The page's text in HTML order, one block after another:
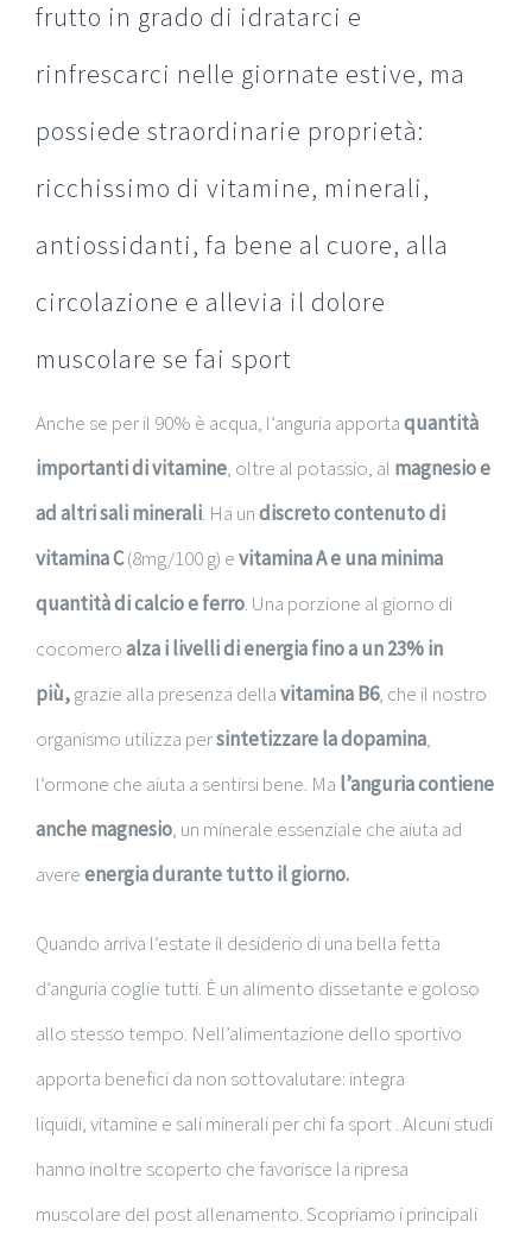
frutto in grado di idratarci e
rinfrescarci nelle giornate estive, ma
possiede straordinarie proprietà:
ricchissimo di vitamine, minerali,
antiossidanti, fa bene al cuore, alla
circolazione e allevia il dolore
muscolare se fai sport
Anche se per il 90% è acqua, l’anguria apportaquantità
importanti di vitamine, oltre al potassio, al magnesio e
ad altri sali minerali. Ha undiscreto contenuto di
vitamina C(8mg/100 g) evitamina A e una minima
quantità di calcio e ferro. Una porzione al giorno di
cocomeroalza i livelli di energia fino a un 23% in
più,grazie alla presenza dellavitamina B6, che il nostro
organismo utilizza persintetizzare la dopamina,
l’ormone che aiuta a sentirsi bene. Ma l’anguria contiene
anche magnesio, un minerale essenziale che aiuta ad
avereenergia durante tutto il giorno.
Quando arriva l’estate il desiderio di una bella fetta
d’anguria coglie tutti. È un alimento dissetante e goloso
allo stesso tempo. Nell’alimentazione dello sportivo
apporta benefici da non sottovalutare: integra
liquidi, vitamine e sali minerali per chi fa sport . Alcuni studi
hanno inoltre scoperto che favorisce la ripresa
muscolare del post allenamento. Scopriamo i principali